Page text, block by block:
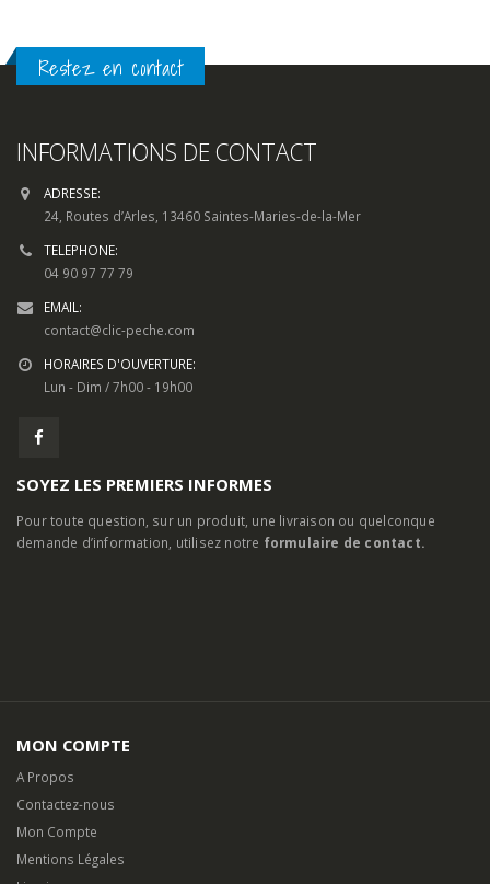
Restez en contact
INFORMATIONS DE CONTACT
ADRESSE:
24, Routes d’Arles, 13460 Saintes-Maries-de-la-Mer
TELEPHONE:
04 90 97 77 79
EMAIL:
contact@clic-peche.com
HORAIRES D'OUVERTURE:
Lun - Dim / 7h00 - 19h00
SOYEZ LES PREMIERS INFORMES
Pour toute question, sur un produit, une livraison ou quelconque
demande d’information, utilisez notre formulaire de contact.
MON COMPTE
A Propos
Contactez-nous
Mon Compte
Mentions Légales